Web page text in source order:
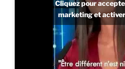
Cliquez pour
marketing et